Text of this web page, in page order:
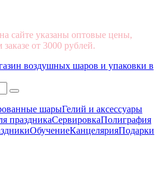
сайте указаны оптовые цены,
от 3000 рублей.
шарыГелий и аксессуары
праздникаСервировкаПолиграфия
ОбучениеКанцелярияПодарки